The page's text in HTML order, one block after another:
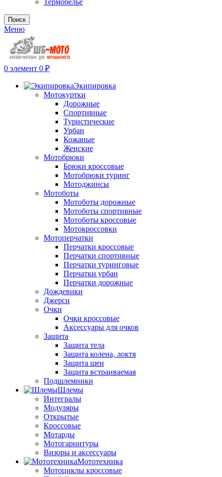
Поиск
Меню
0 элемент 0 ₽
Экипировка
Мотокуртки
Дорожные
Спортивные
Туристические
Урбан
Кожаные
Женские
Мотобрюки
Брюки кроссовые
Мотобрюки туринг
Мотоджинсы
Мотоботы
Мотоботы дорожные
Мотоботы спортивные
Мотоботы кроссовые
Мотокроссовки
Мотоперчатки
Перчатки кроссовые
Перчатки спортивные
Перчатки туринговые
Перчатки урбан
Перчатки дорожные
Дождевики
Джерси
Очки
Очки кроссовые
Аксессуары для очков
Защита
Защита тела
Защита колена, локтя
Защита шеи
Защита встраиваемая
Подшлемники
Шлемы
Интегралы
Модуляры
Открытые
Кроссовые
Мотарды
Мотогарнитуры
Визоры и аксессуары
Мототехника
Мотоциклы кроссовые